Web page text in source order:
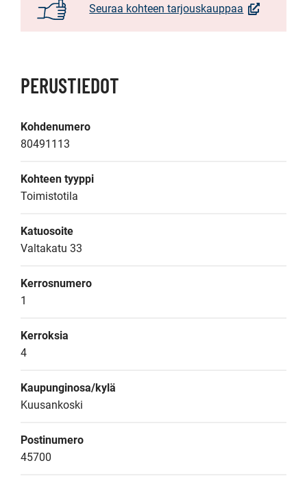
Seuraa kohteen tarjouskauppaa (Avautuu
PERUSTIEDOT
Kohdenumero
80491113
Kohteen tyyppi
Toimistotila
Katuosoite
Valtakatu 33
Kerrosnumero
1
Kerroksia
4
Kaupunginosa/kylä
Kuusankoski
Postinumero
45700